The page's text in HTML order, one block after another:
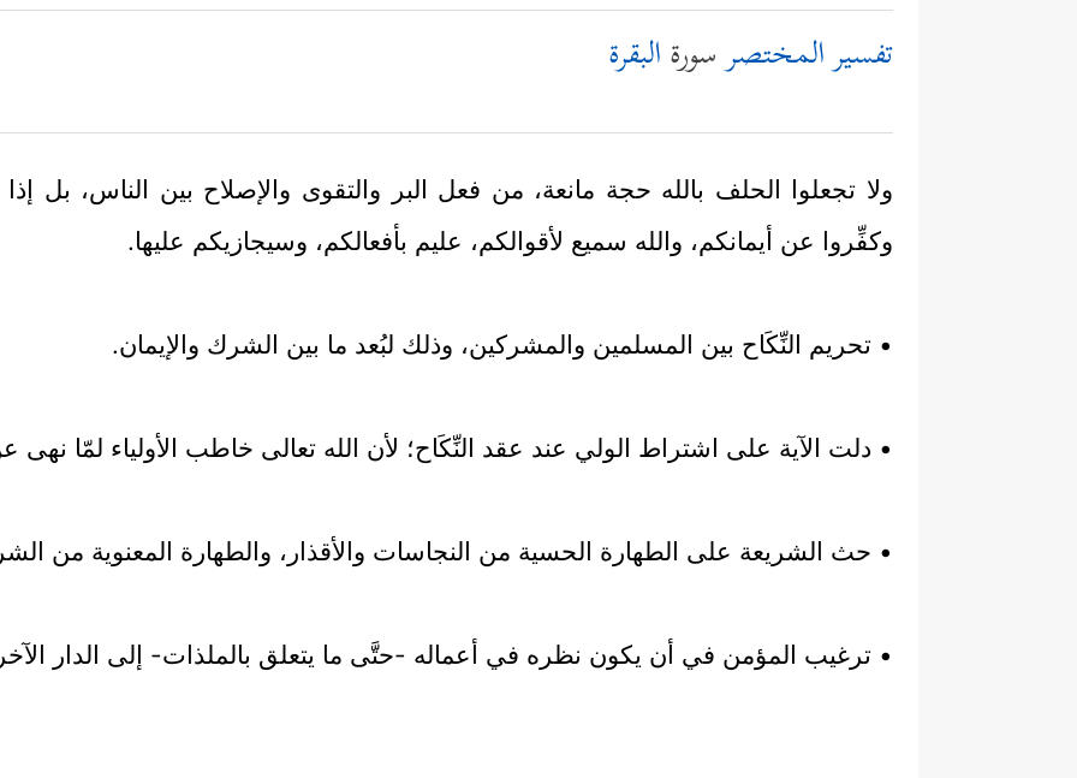
تفسير المختصرسورةالبقرة
ولا تجعلوا الحلف بالله حجة مانعة، من فعل البر والتقوى والإصلاح بين الناس، بل
وكفِّروا عن أيمانكم، والله سميع لأقوالكم، عليم بأفعالكم، وسيجازيكم عليها.
• تحريم النِّكَاح بين المسلمين والمشركين، وذلك لبُعد ما بين الشرك والإيمان.
• دلت الآية على اشتراط الولي عند عقد النِّكَاح؛ لأن الله تعالى خاطب الأولياء لمّا
• حث الشريعة على الطهارة الحسية من النجاسات والأقذار، والطهارة المعنوية من
• ترغيب المؤمن في أن يكون نظره في أعماله -حتَّى ما يتعلق بالملذات- إلى الدار